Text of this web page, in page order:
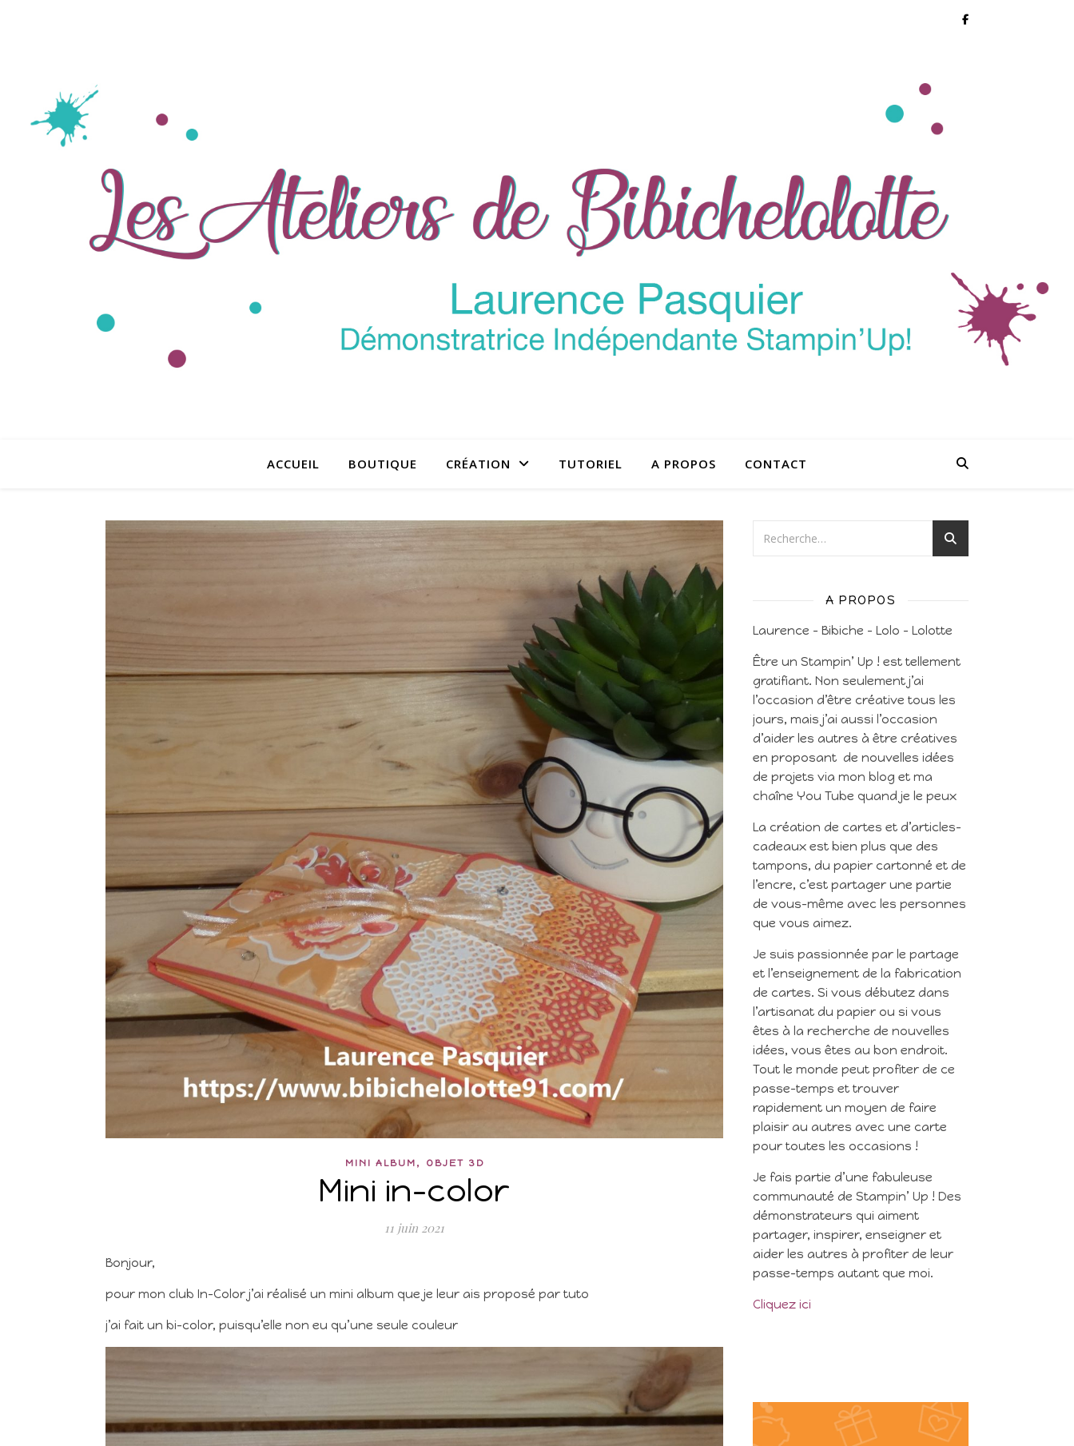
ACCUEIL BOUTIQUE CRÉATION TUTORIEL A PROPOS CONTACT
MINI ALBUM , OBJET 3D
Mini in-color
11 juin 2021
Bonjour,
pour mon club In-Color j’ai réalisé un mini album que je leur ais proposé par tuto
j’ai fait un bi-color, puisqu’elle non eu qu’une seule couleur
A PROPOS
Laurence – Bibiche – Lolo – Lolotte
Être un Stampin’ Up ! est tellement
gratifiant. Non seulement j’ai
l’occasion d’être créative tous les
jours, mais j’ai aussi l’occasion
d’aider les autres à être créatives
en proposant de nouvelles idées
de projets via mon blog et ma
chaîne You Tube quand je le peux
La création de cartes et d’articles-
cadeaux est bien plus que des
tampons, du papier cartonné et de
l’encre, c’est partager une partie
de vous-même avec les personnes
que vous aimez.
Je suis passionnée par le partage
et l’enseignement de la fabrication
de cartes. Si vous débutez dans
l’artisanat du papier ou si vous
êtes à la recherche de nouvelles
idées, vous êtes au bon endroit.
Tout le monde peut profiter de ce
passe-temps et trouver
rapidement un moyen de faire
plaisir au autres avec une carte
pour toutes les occasions !
Je fais partie d’une fabuleuse
communauté de Stampin’ Up ! Des
démonstrateurs qui aiment
partager, inspirer, enseigner et
aider les autres à profiter de leur
passe-temps autant que moi.
Cliquez ici